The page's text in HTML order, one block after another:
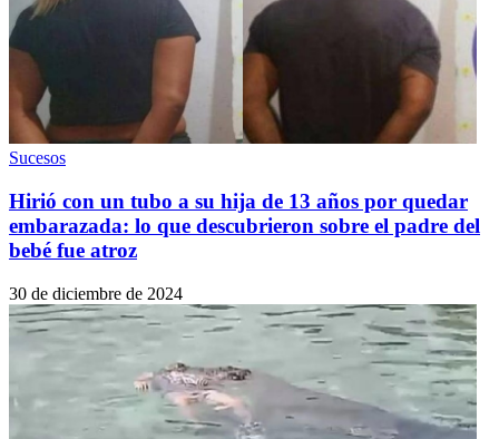
Sucesos
Hirió con un tubo a su hija de 13 años por quedar
embarazada: lo que descubrieron sobre el padre del
bebé fue atroz
30 de diciembre de 2024